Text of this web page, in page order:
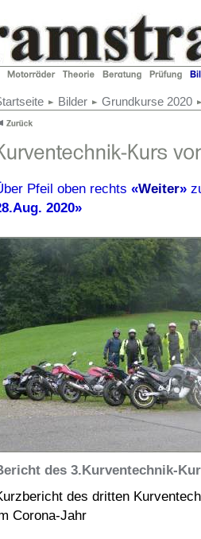
Bilder Grundkurse 2020
Pfeil oben rechts «Weiter»
2020»
des 3.Kurventechnik-
des dritten
Corona-Jahr